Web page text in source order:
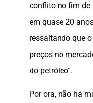
conflito no fim de
em quase 20
ressaltando que
preços no
do petróleo”.
Por ora, não há